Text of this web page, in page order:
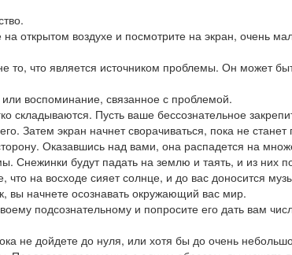
открытом воздухе и посмотрите на экран, очень
то, что является источником проблемы. Он может
воспоминание, связанное с проблемой.
складываются. Пусть ваше бессознательное
Затем экран начнет сворачиваться, пока не
Оказавшись над вами, она распадется на
Снежинки будут падать на землю и таять, и из них
на восходе сияет солнце, и до вас доносится
вы начнете осознавать окружающий вас мир.
подсознательному и попросите его дать вам
не дойдете до нуля, или хотя бы до очень